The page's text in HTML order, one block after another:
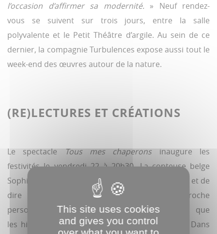
l’occasion d’affirmer sa modernité. » Neuf rendez-
vous se suivent sur trois jours, entre la salle
polyvalente et le Petit Théâtre d’argile. Au sein de ce
dernier, la compagnie Turbulences expose aussi tout le
week-end des œuvres autour de la nature.
(RE)LECTURES ET CRÉATIONS
Le spectacleTous mes chaperonsinaugure les
festivités le vendredi 22 à 20h30. La conteuse belge
Sophie Clairfayt imagine différentes façons de lire et de
dire
Le Petit Chaperon rouge
. Une approche
personnelle à voir dès 10 ans, qui prouve que
les histoires ne sont pas que pour les enfants. Dans
This site uses cookies
and gives you control